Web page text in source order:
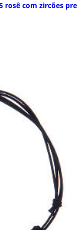
rosê com zircões